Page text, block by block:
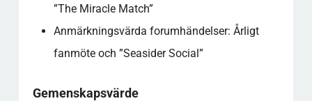
”The Miracle Match”
Anmärkningsvärda forumhändelser: Årligt
fanmöte och ”Seasider Social”
Gemenskapsvärde